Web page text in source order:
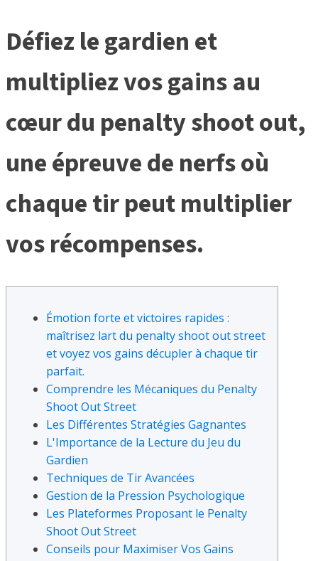
Défiez le gardien et
multipliez vos gains au
cœur du penalty shoot out,
une épreuve de nerfs où
chaque tir peut multiplier
vos récompenses.
Émotion forte et victoires rapides :
maîtrisez lart du penalty shoot out street
et voyez vos gains décupler à chaque tir
parfait.
Comprendre les Mécaniques du Penalty
Shoot Out Street
Les Différentes Stratégies Gagnantes
L'Importance de la Lecture du Jeu du
Gardien
Techniques de Tir Avancées
Gestion de la Pression Psychologique
Les Plateformes Proposant le Penalty
Shoot Out Street
Conseils pour Maximiser Vos Gains